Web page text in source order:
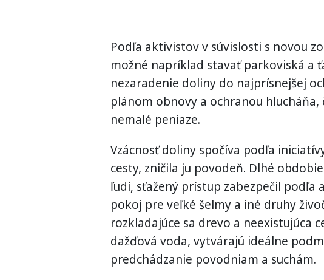
Podľa aktivistov v súvislosti s novou
možné napríklad stavať parkoviská a
nezaradenie doliny do najprísnejšej
plánom obnovy a ochranou
nemalé peniaze.
Vzácnosť doliny spočíva podľa
cesty, zničila ju povodeň. Dlhé
ľudí, sťažený prístup zabezpečil
pokoj pre veľké šelmy a iné druhy
rozkladajúce sa drevo a neexistujúca
dažďová voda, vytvárajú ideálne
predchádzanie povodniam a suchám.